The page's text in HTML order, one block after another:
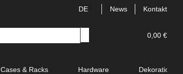
DE News Kontakt
0,00 €
Cases & Racks Hardware Dekoration